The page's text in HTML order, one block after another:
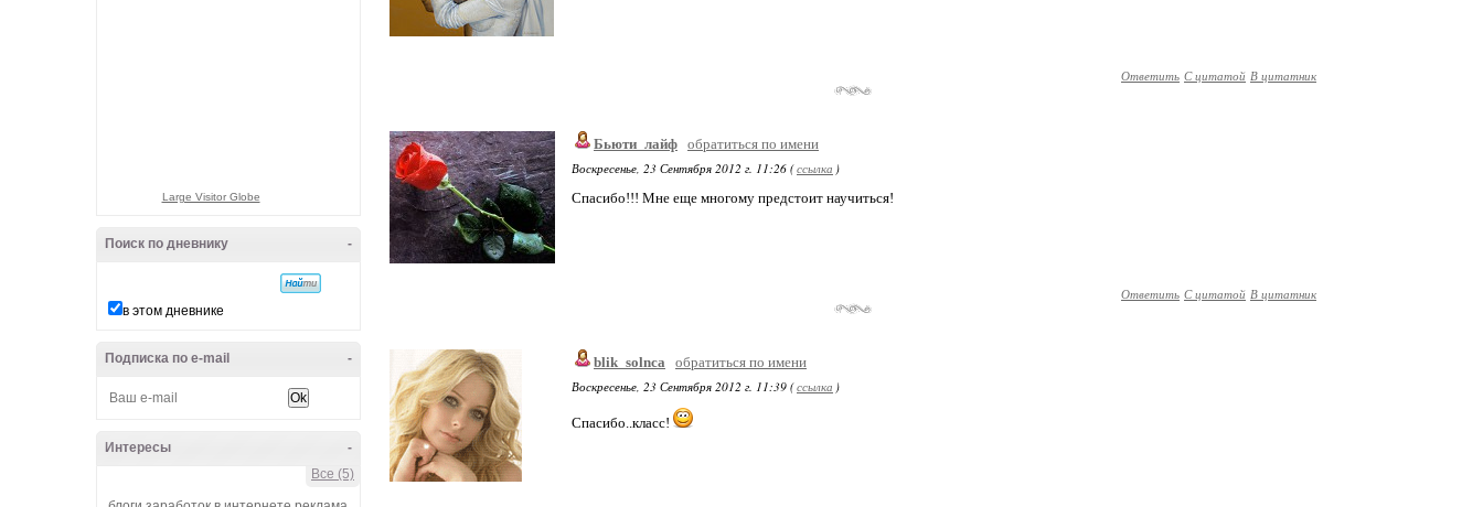
Large Visitor Globe
-
Поиск по дневнику
в этом дневнике
-
Подписка по e-mail
-
Интересы
Все (5)
Ответить С цитатой В цитатник
Бьюти_лайф обратиться по имени
Воскресенье, 23 Сентября 2012 г. 11:26 (ссылка )
Спасибо!!! Мне еще многому предстоит научиться!
Ответить С цитатой В цитатник
blik_solnca
обратиться по имени
Воскресенье, 23 Сентября 2012 г. 11:39 (ссылка )
Спасибо..класс!